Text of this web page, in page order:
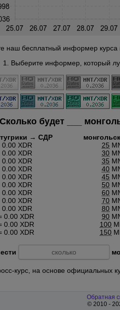
наш бесплатный информер курса
1. Выберите информер, который
Сколько будет
→ СДР
0.00 XDR
0.00 XDR
0.00 XDR
0.00 XDR
0.00 XDR
0.00 XDR
0.00 XDR
0.00 XDR
0.00 XDR
0.00 XDR
0.00 XDR
0.00 XDR
25
30
35
40
45
50
60
70
80
90
100
150
курс, на основе официальных
Обратная
© 2010 -